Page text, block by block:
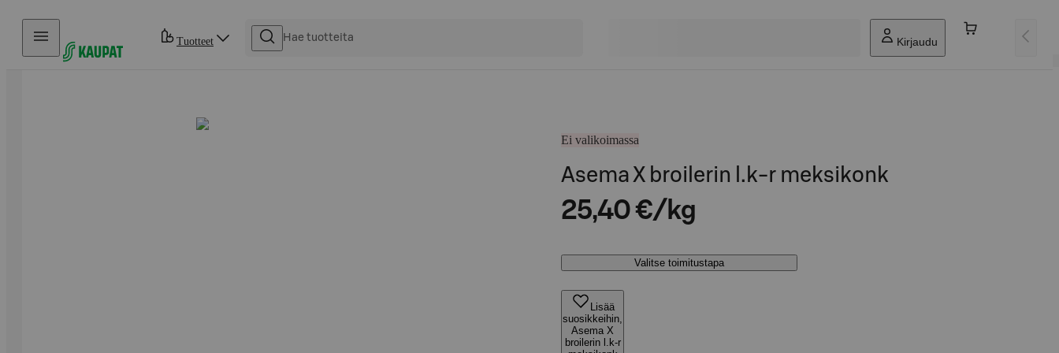
Hyppää sisältöön
Tuotteet Kirjaudu
Ei valikoimassa
Asema X broilerin l.k-r meksikonk
25,40 €/kg
Valitse toimitustapa
Lisää
suosikkeihin,
Asema X
broilerin l.k-r